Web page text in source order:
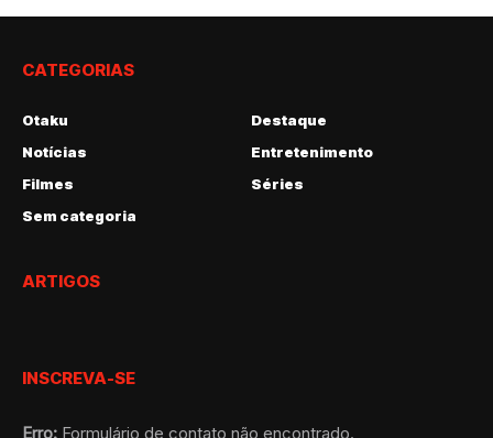
CATEGORIAS
Otaku
Destaque
Notícias
Entretenimento
Filmes
Séries
Sem categoria
ARTIGOS
INSCREVA-SE
Erro: Formulário de contato não encontrado.